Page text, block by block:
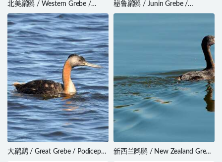
北美䴙䴘 / Western Grebe /
Aechmophorus occidentalis
秘鲁䴙䴘 / Junin Grebe /
Podiceps taczanowskii
大䴙䴘 / Great Grebe / Podiceps
新西兰䴙䴘 / New Zealand Grebe